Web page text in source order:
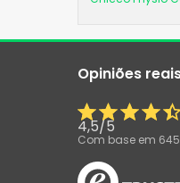
Opiniões
4,5/5
Com base em 645